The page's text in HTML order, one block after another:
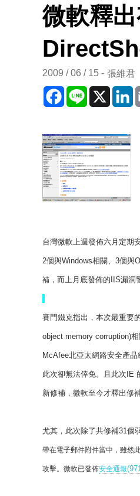
微軟釋
2009 / 06 / 15 張維君
Facebook
Line X
台灣微軟上週發佈六月定期
2個與Windows相關、 3個與
補 ，而上月底發佈的 IIS漏洞
賽門鐵克指出，本次最重要
object memory corruption)
McAfee北亞太網路安全產品
此次卻無法倖免。且此次 IE
新修補，微軟至今才釋出修
尤其，此次除了共修補31個
帶在電子郵件附件當中，雖然
攻擊。微軟已發佈安全通報